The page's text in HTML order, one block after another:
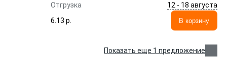
Отгрузка
12 - 18 августа
6.13 p.
В корзину
Показать еще 1 предложение